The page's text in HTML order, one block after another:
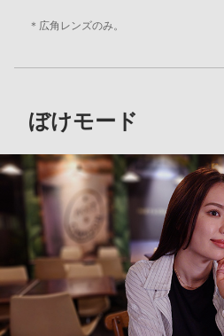
＊ 広角レンズのみ。
ぼけモード